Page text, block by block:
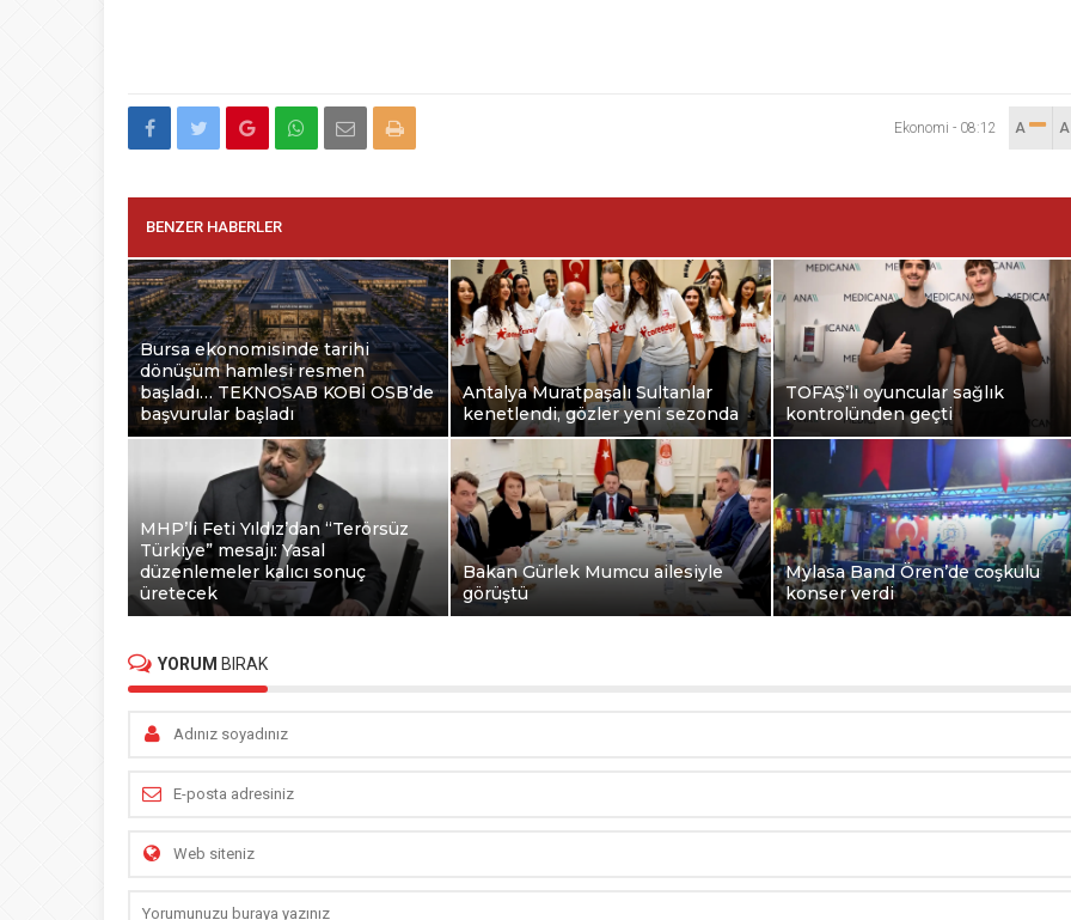
Ekonomi - 08:12 A
BENZER HABERLER
Bursa ekonomisinde tarihi
dönüşüm hamlesi resmen
başladı… TEKNOSAB KOBİ OSB’de
başvurular başladı
Antalya Muratpaşalı Sultanlar
kenetlendi, gözler yeni sezonda
TOFAŞ’lı oyuncular sağlık
kontrolünden geçti
MHP’li Feti Yıldız’dan “Terörsüz
Türkiye” mesajı: Yasal
düzenlemeler kalıcı sonuç
üretecek
Bakan Gürlek Mumcu ailesiyle
görüştü
Mylasa Band Ören’de coşkulu
konser verdi
YORUM BIRAK